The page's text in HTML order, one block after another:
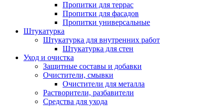
Пропитки для террас
Пропитки для фасадов
Пропитки универсальные
Штукатурка
Штукатурка для внутренних работ
Штукатурка для стен
Уход и очистка
Защитные составы и добавки
Очистители, смывки
Очистители для металла
Растворители, разбавители
Средства для ухода